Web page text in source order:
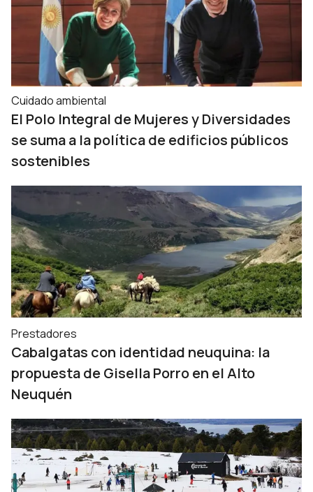
Cuidado ambiental
El Polo Integral de Mujeres y Diversidades
se suma a la política de edificios públicos
sostenibles
Prestadores
Cabalgatas con identidad neuquina: la
propuesta de Gisella Porro en el Alto
Neuquén